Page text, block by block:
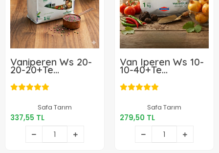
Vaniperen Ws 20-
20-20+Te
Harmanlanmış Npk
Granül Gübre 1 Kg
Safa Tarım
337,55 TL
337,55 TL
Sepete Ekle
Van Iperen Ws 10-
10-40+Te
Harmanlanmış Npk
Gübresi 1kg
Safa Tarım
279,50 TL
279,50 TL
Sepete Ekle